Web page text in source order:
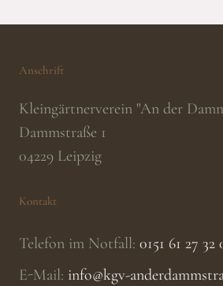
Anschrift
Kleingärtnerverein "An der
Dammstraße 1
04229 Leipzig
Kontakt
Telefon im Notfall: 0151 61 27 32
E-Mail: info@kgv-